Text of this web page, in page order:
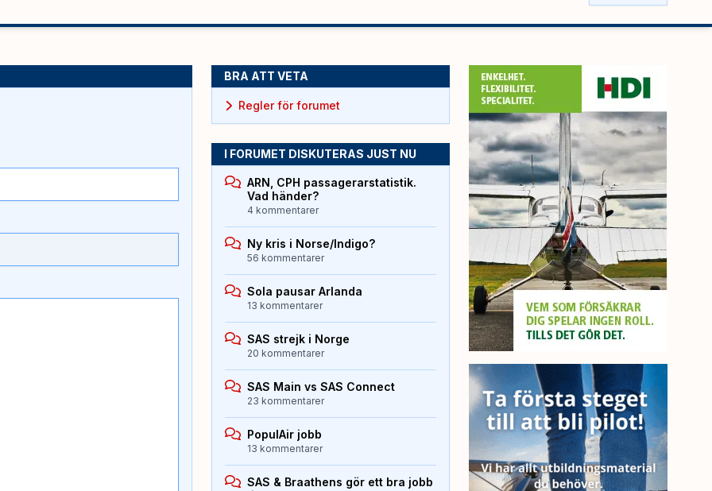
BRA ATT VETA
Regler för forumet
I FORUMET DISKUTERAS JUST NU
ARN, CPH passagerarstatistik.
Vad händer?
4 kommentarer
Ny kris i Norse/Indigo?
56 kommentarer
Sola pausar Arlanda
13 kommentarer
SAS strejk i Norge
20 kommentarer
SAS Main vs SAS Connect
23 kommentarer
PopulAir jobb
13 kommentarer
SAS & Braathens gör ett bra jobb